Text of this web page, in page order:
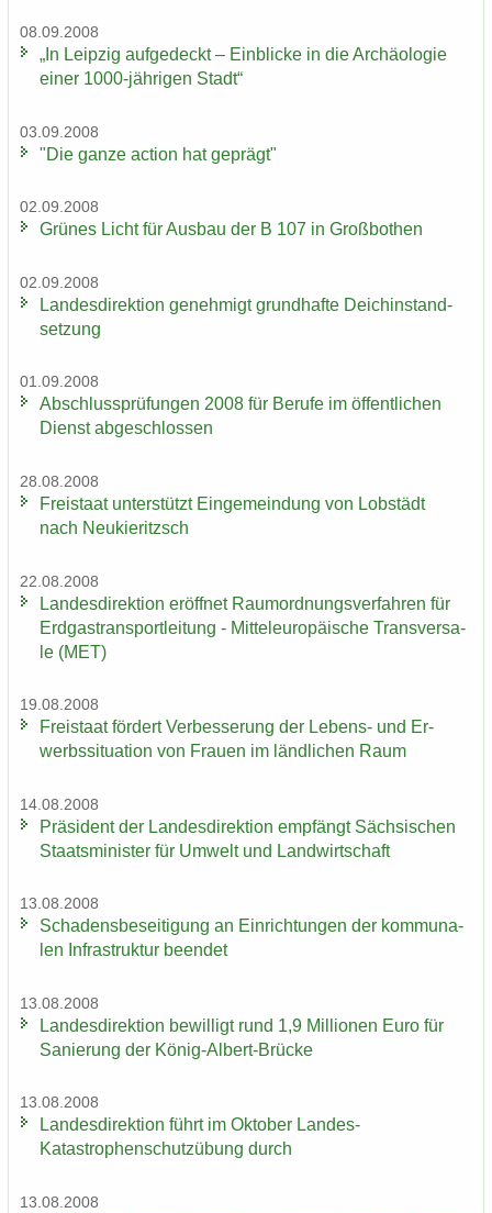
08.09.2008
„In Leip­zig auf­ge­deckt – Ein­bli­cke in die Ar­chäo­lo­gie
einer 1000-​jährigen Stadt“
03.09.2008
"Die ganze ac­tion hat ge­prägt"
02.09.2008
Grü­nes Licht für Aus­bau der B 107 in Groß­bo­then
02.09.2008
Lan­des­di­rek­ti­on ge­neh­migt grund­haf­te Deich­in­stand­
set­zung
01.09.2008
Ab­schluss­prü­fun­gen 2008 für Be­ru­fe im öf­fent­li­chen
Dienst ab­ge­schlos­sen
28.08.2008
Frei­staat un­ter­stützt Ein­ge­mein­dung von Lob­städt
nach Neu­kie­ritzsch
22.08.2008
Lan­des­di­rek­ti­on er­öff­net Raum­ord­nungs­ver­fah­ren für
Erd­gas­trans­port­lei­tung - Mit­tel­eu­ro­päi­sche Trans­ver­sa­
le (MET)
19.08.2008
Frei­staat för­dert Ver­bes­se­rung der Lebens-​ und Er­
werbs­si­tua­ti­on von Frau­en im länd­li­chen Raum
14.08.2008
Prä­si­dent der Lan­des­di­rek­ti­on emp­fängt Säch­si­schen
Staats­mi­nis­ter für Um­welt und Land­wirt­schaft
13.08.2008
Scha­dens­be­sei­ti­gung an Ein­rich­tun­gen der kom­mu­na­
len In­fra­struk­tur be­en­det
13.08.2008
Lan­des­di­rek­ti­on be­wil­ligt rund 1,9 Mil­lio­nen Euro für
Sa­nie­rung der König-​Albert-Brücke
13.08.2008
Lan­des­di­rek­ti­on führt im Ok­to­ber Landes-​
Katastrophenschutzübung durch
13.08.2008